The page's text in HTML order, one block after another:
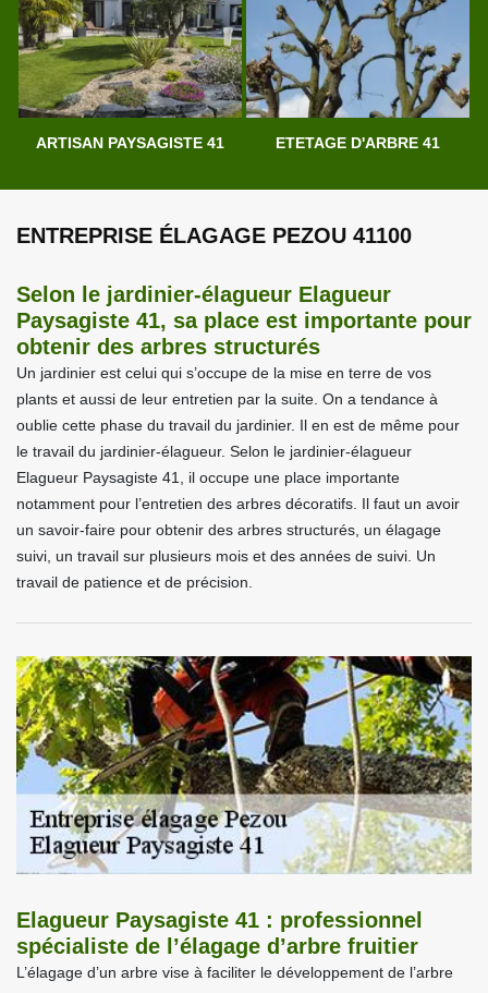
ARTISAN PAYSAGISTE 41 ETETAGE D'ARBRE 41
ENTREPRISE ÉLAGAGE PEZOU 41100
Selon le jardinier-élagueur Elagueur
Paysagiste 41, sa place est importante pour
obtenir des arbres structurés
Un jardinier est celui qui s’occupe de la mise en terre de vos
plants et aussi de leur entretien par la suite. On a tendance à
oublie cette phase du travail du jardinier. Il en est de même pour
le travail du jardinier-élagueur. Selon le jardinier-élagueur
Elagueur Paysagiste 41, il occupe une place importante
notamment pour l’entretien des arbres décoratifs. Il faut un avoir
un savoir-faire pour obtenir des arbres structurés, un élagage
suivi, un travail sur plusieurs mois et des années de suivi. Un
travail de patience et de précision.
Elagueur Paysagiste 41 : professionnel
spécialiste de l’élagage d’arbre fruitier
L’élagage d’un arbre vise à faciliter le développement de l’arbre